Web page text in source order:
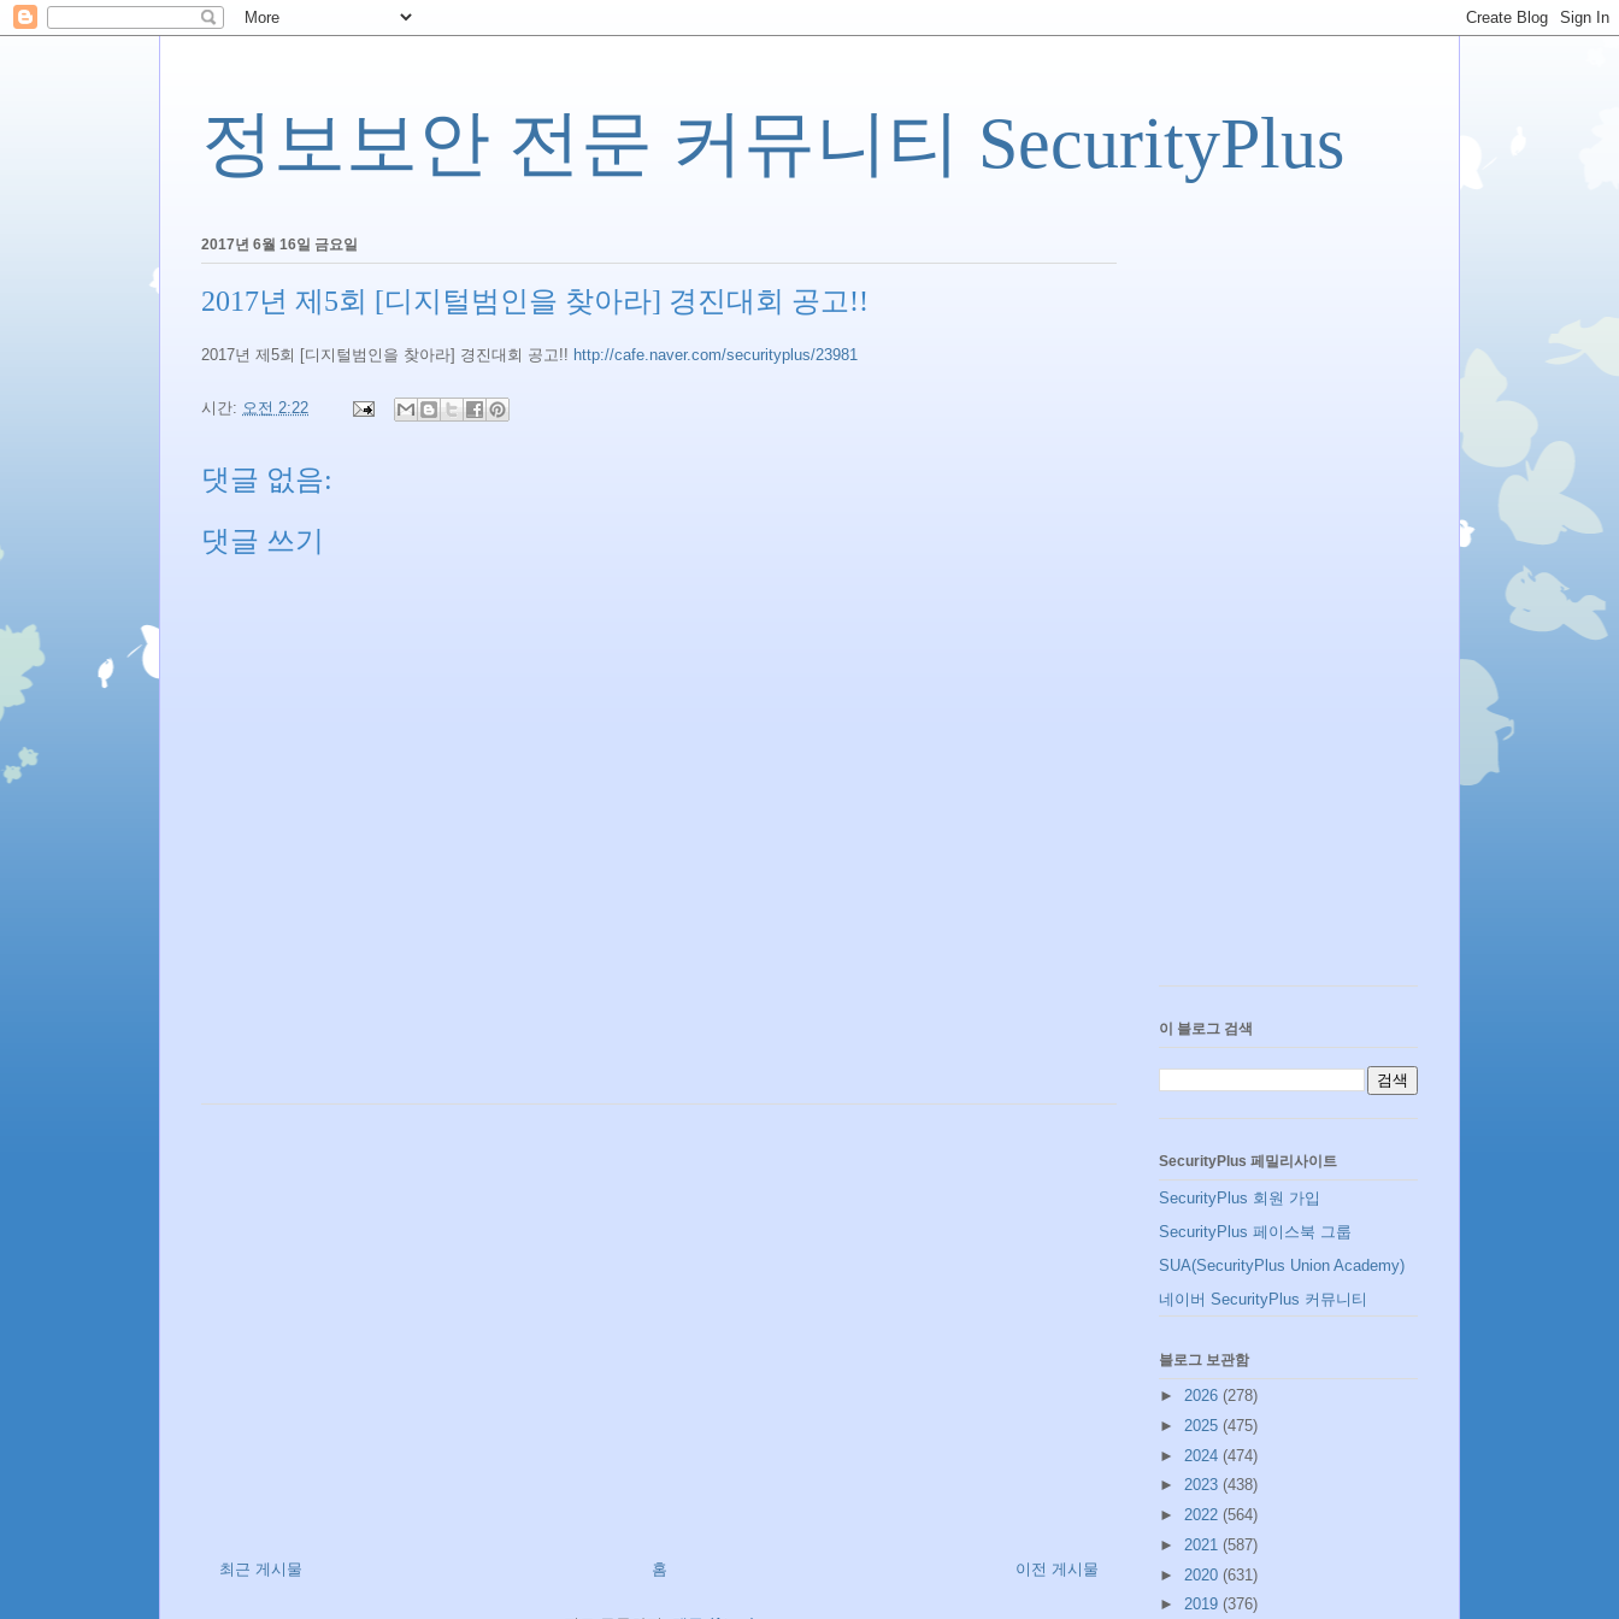
정보보안 전문 커뮤니티 SecurityPlus
2017년 6월 16일 금요일
2017년 제5회 [디지털범인을 찾아라] 경진대회 공고!!
2017년 제5회 [디지털범인을 찾아라] 경진대회 공고!! http://cafe.naver.com/securityplus/23981
시간: 오전 2:22
댓글 없음:
댓글 쓰기
최근 게시물 이전 게시물
홈
이 블로그 검색
SecurityPlus 페밀리사이트
SecurityPlus 회원 가입
SecurityPlus 페이스북 그룹
SUA(SecurityPlus Union Academy)
네이버 SecurityPlus 커뮤니티
블로그 보관함
► 2026 (278)
► 2025 (475)
► 2024 (474)
► 2023 (438)
► 2022 (564)
► 2021 (587)
► 2020 (631)
► 2019 (376)